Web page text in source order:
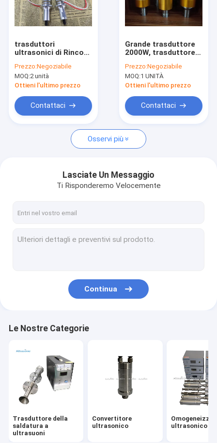
Giro della fabbrica
Notizia
casi
Trasduttore della saldatura a ultrasuoni
Omogeneizzatore ultrasonico
Chip ceramico
Macchina saldatura a ultrasuoni
tagliatrice ultrasonica dell'alimento
Tagliatrice ultrasonica
Saldatrice ultrasonica del metallo
macchina di saldatura plastica ad ultrasuoni
trasduttori
ultrasonici di Rinco
35Khz di alluminio fra
due pezzi della
ceramica
Prezzo:Negoziabile
MOQ:2 unità
Ottieni l'ultimo prezzo
Contattaci
Grande trasduttore
2000W, trasduttore
sostituzione di
ampiezza di alto
potere
Prezzo:Negoziabile
MOQ:1 UNITÀ
Ottieni l'ultimo prezzo
Contattaci
Osservi più
Lasciate Un Messaggio
Ti Risponderemo Velocemente
Continua
Le Nostre Categorie
Trasduttore della
saldatura a
ultrasuoni
Convertitore
ultrasonico
ultrasonico